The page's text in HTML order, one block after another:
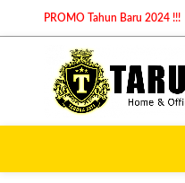
PROMO Tahun Baru 2024 !!!